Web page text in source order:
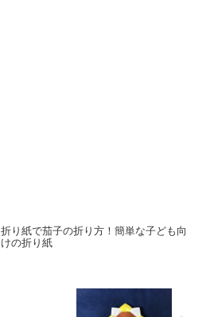
折り紙で茄子の折り方！簡単な子ども向
けの折り紙